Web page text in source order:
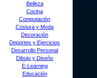
Belleza
Cocina
Computación
Costura y Moda
Decoración
Deportes y Ejercicios
Desarrollo Personal
Dibujo y Diseño
E-Learning
Educación